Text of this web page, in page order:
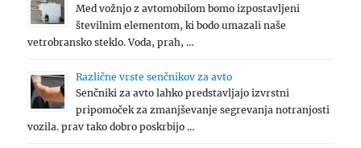
Med vožnjo z avtomobilom bomo izpostavljeni
številnim elementom, ki bodo umazali naše
vetrobransko steklo. Voda, prah, …
Različne vrste senčnikov za avto
Senčniki za avto lahko predstavljajo izvrstni
pripomoček za zmanjševanje segrevanja notranjosti
vozila. prav tako dobro poskrbijo …